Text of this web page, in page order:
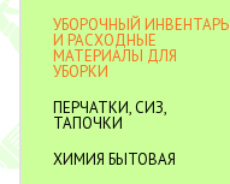
УБОРОЧНЫЙ ИНВЕНТАРЬ
И РАСХОДНЫЕ
МАТЕРИАЛЫ ДЛЯ
УБОРКИ
ПЕРЧАТКИ, СИЗ,
ТАПОЧКИ
ХИМИЯ БЫТОВАЯ